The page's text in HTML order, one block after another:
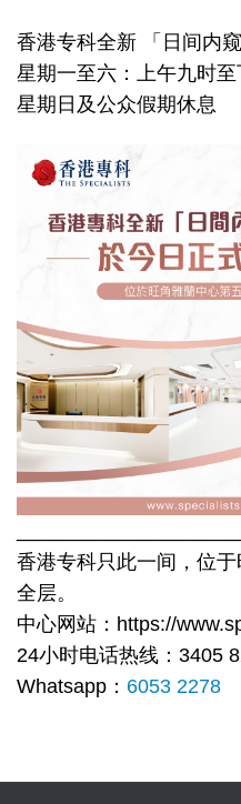
香港专科全新 「日间内
星期一至六：上午九时
星期日及公众假期休息
香港专科只此一间，位于
全层。
中心网站：https://
24小时电话热线：3405
Whatsapp： 6053 2278